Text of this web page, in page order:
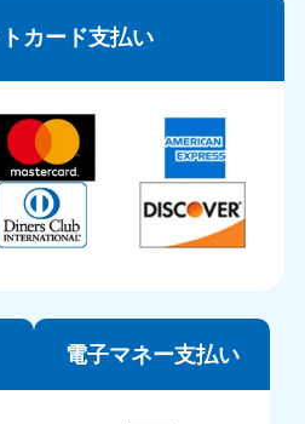
カード支払い
電子マネー支払い